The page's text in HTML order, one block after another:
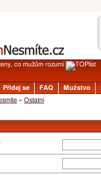
co mužům rozumí
Přidej se FAQ Mužstvo
» Ostatní